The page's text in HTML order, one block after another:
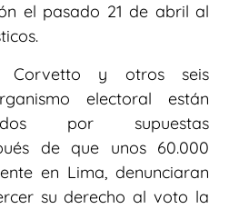
el pasado 21 de abril al
Corvetto y otros seis
electoral están
por supuestas
de que unos 60.000
en Lima, denunciaran
su derecho al voto la